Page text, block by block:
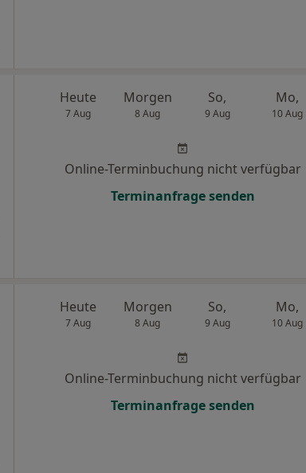
Heute
7 Aug
Morgen
8 Aug
So,
9 Aug
Mo,
10 Aug
Online-Terminbuchung nicht verfügbar
Terminanfrage senden
Heute
7 Aug
Morgen
8 Aug
So,
9 Aug
Mo,
10 Aug
Online-Terminbuchung nicht verfügbar
Terminanfrage senden